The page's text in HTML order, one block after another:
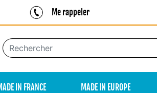
Me rappeler
IN FRANCE MADE IN EUROPE